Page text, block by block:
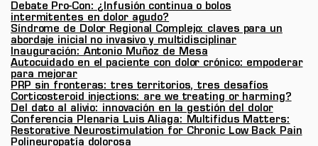
when
pain
persists,
science
responds
cantidad
Debate Pro-Con: ¿Infusión continua o bolos
intermitentes en dolor agudo?
Síndrome de Dolor Regional Complejo: claves para un
abordaje inicial no invasivo y multidisciplinar
Inauguración: Antonio Muñoz de Mesa
Autocuidado en el paciente con dolor crónico: empoderar
para mejorar
PRP sin fronteras: tres territorios, tres desafíos
Corticosteroid injections: are we treating or harming?
Del dato al alivio: innovación en la gestión del dolor
Conferencia Plenaria Luis Aliaga: Multifidus Matters:
Restorative Neurostimulation for Chronic Low Back Pain
Polineuropatía dolorosa